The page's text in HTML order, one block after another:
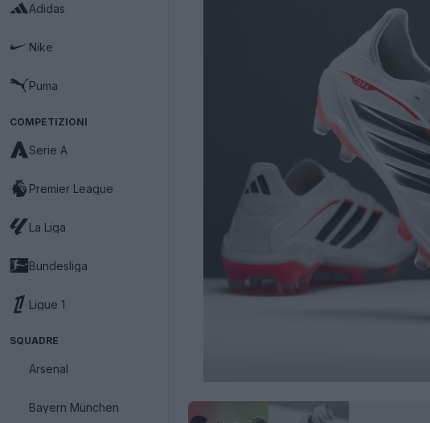
Adidas
Nike
Puma
COMPETIZIONI
Serie A
Premier League
La Liga
Bundesliga
Ligue 1
SQUADRE
Arsenal
Bayern München